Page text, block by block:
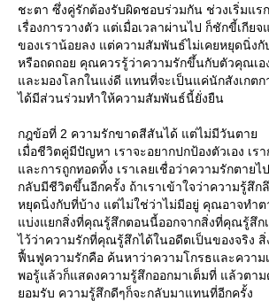
ชะตา ซึ่งคู่รักต้องรับผิดชอบร่วมกัน ช่วงเริ่มแร
เรื่องการวางตัว แต่เมื่อเวลาผ่านไป ก็ชักขี้เกีย
ของเราน้อยลง แต่ความสัมพันธ์ไม่เคยหยุดนิ่งกั
หรือถดถอย คุณควรรู้ว่าความรักขึ้นกับตัวคุณเ
ละมองโลกในแง่ดี แทนที่จะเป็นแค่นักสังเกต
ได้มีส่วนร่วมทำให้ความสัมพันธ์นี้ยั่งยืน
กฎข้อที่ 2 ความรักขาดสีสันได้ แต่ไม่มีวันตา
เมื่อชีวิตคู่มีปัญหา เราจะอยากปกป้องตัวเอง เร
ละการถูกทอดทิ้ง เราเลยเชื่อว่าความรักตายไ
กลับมีชีวิตขึ้นอีกครั้ง ถ้าเราเข้าใจว่าความรู้สึ
หยุดนิ่งกับที่บ้าง แต่ไม่ใช่ว่าไม่มีอยู่ คุณอาจทำ
บ่งแยกสิ่งที่คุณรู้สึกตอนนี้ออกจากสิ่งที่คุณรู้สึก
ไว้ว่าความรักที่คุณรู้สึกได้ในอดีตเป็นของจริง
ฟื้นฟูความรักคือ ค้นหาว่าความโกรธและความ
พอรู้แล้วก็แสดงความรู้สึกออกมาเต็มที่ แล้วตา
อมรับ ความรู้สึกดีๆก็จะกลับมาแทนที่อีกครั้ง